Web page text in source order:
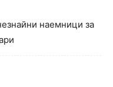
наемници за